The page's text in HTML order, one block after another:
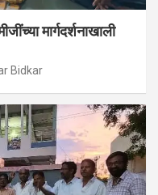
मार्गदर्शनाखाली
Bidkar